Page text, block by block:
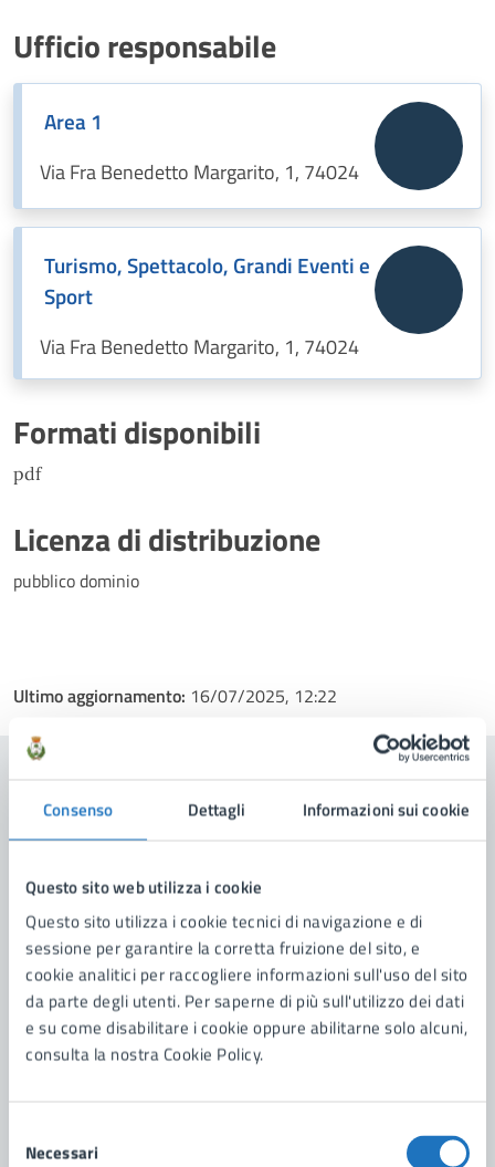
Consenso Dettagli Informazioni sui cookie
Questo sito web utilizza i cookie
Questo sito utilizza i cookie tecnici di navigazione e di
sessione per garantire la corretta fruizione del sito, e
cookie analitici per raccogliere informazioni sull'uso del sito
da parte degli utenti. Per saperne di più sull'utilizzo dei dati
e su come disabilitare i cookie oppure abilitarne solo alcuni,
consulta la nostra Cookie Policy.
delNecessari
Ufficio responsabile
Area 1
Via Fra Benedetto Margarito, 1, 74024
Turismo, Spettacolo, Grandi Eventi e
Sport
Via Fra Benedetto Margarito, 1, 74024
Formati disponibili
pdf
Licenza di distribuzione
pubblico dominio
Ultimo aggiornamento: 16/07/2025, 12:22
Contenuti correlati
Amministrazione
Scuola di Musica Comunale "Città di Manduria"